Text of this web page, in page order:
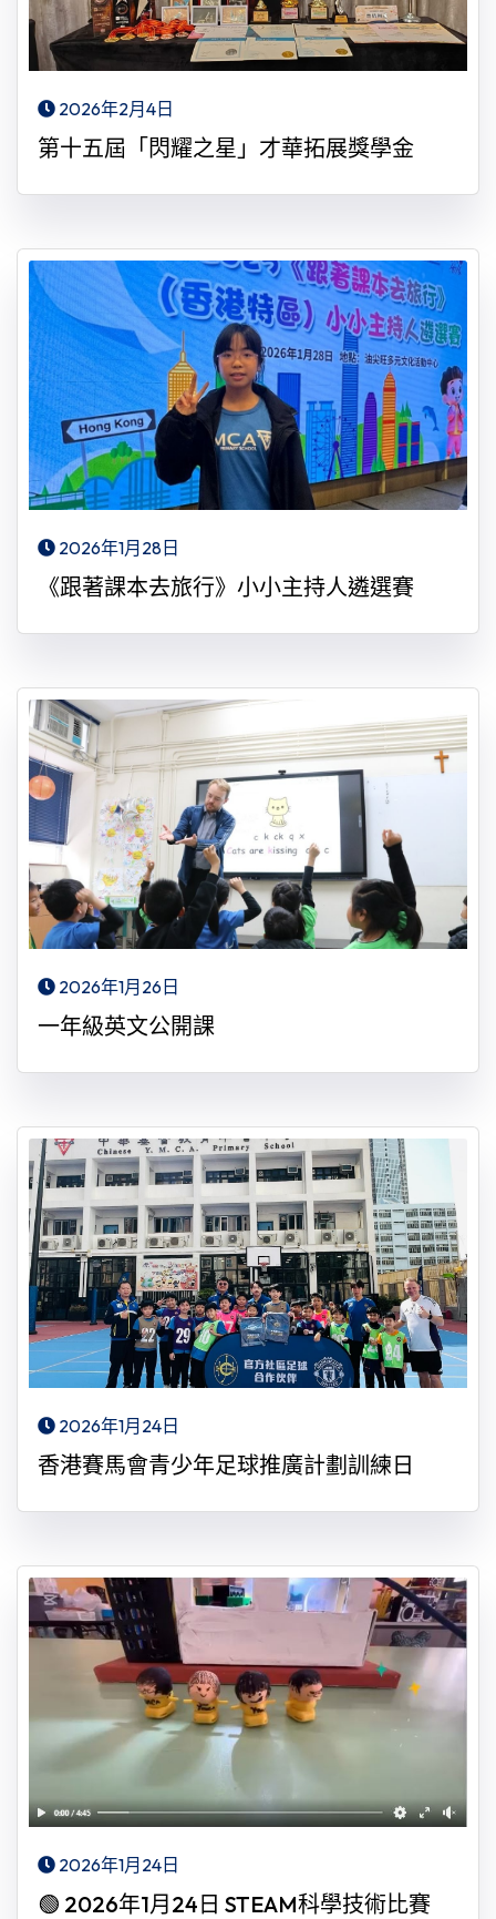
2026年2月4日
第十五屆「閃耀之星」才華拓展獎學金
2026年1月28日
《跟著課本去旅行》小小主持人遴選賽
2026年1月26日
一年級英文公開課
2026年1月24日
香港賽馬會青少年足球推廣計劃訓練日
2026年1月24日
🟢 2026年1月24日 STEAM科學技術比賽